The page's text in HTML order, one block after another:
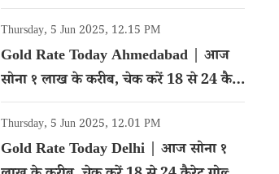
कैरेट गोल्ड का रेट
Thursday, 5 Jun 2025, 12.15 PM
Gold Rate Today Ahmedabad | आज
सोना १ लाख के करीब, चेक करें 18 से 24 कैरेट
गोल्ड का रेट
Thursday, 5 Jun 2025, 12.01 PM
Gold Rate Today Delhi | आज सोना १